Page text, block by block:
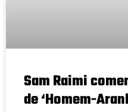
Sam Raimi
de ‘Homem-